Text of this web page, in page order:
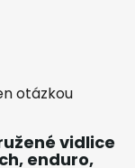
otázkou
vidlice
enduro,